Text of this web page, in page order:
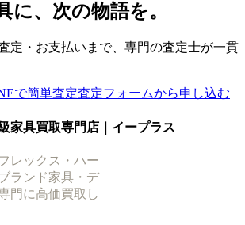
に、次の物語を。
定・お支払いまで、専門の査定士が一貫
で簡単査定査定フォームから申し込む
家具買取専門店｜イープラス
レックス・ハー
ランド家具・デ
門に高価買取し